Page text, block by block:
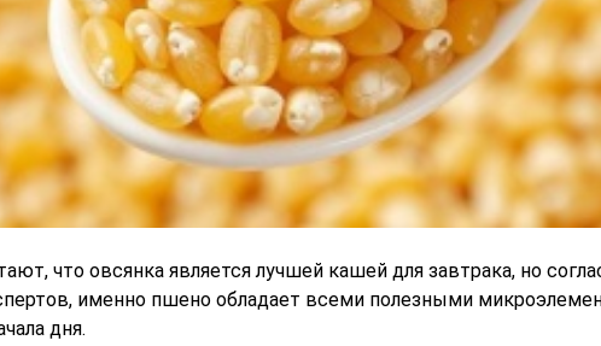
что овсянка является лучшей кашей для завтрака, но
именно пшено обладает всеми полезными
дня.